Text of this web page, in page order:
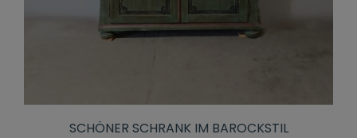
SCHÖNER SCHRANK IM BAROCKSTIL